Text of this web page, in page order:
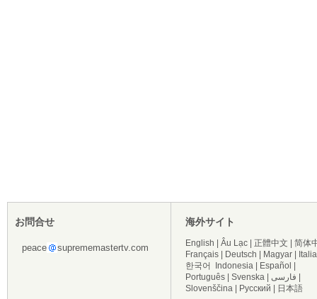
お問合せ
peace suprememastertv.com
海外サイト
English Âu Lạc 正體中文
简体
Français
Deutsch Magyar
한국어
Indonesia Español
Português
Svenska فارسی
Slovenščina
Русский 日本語